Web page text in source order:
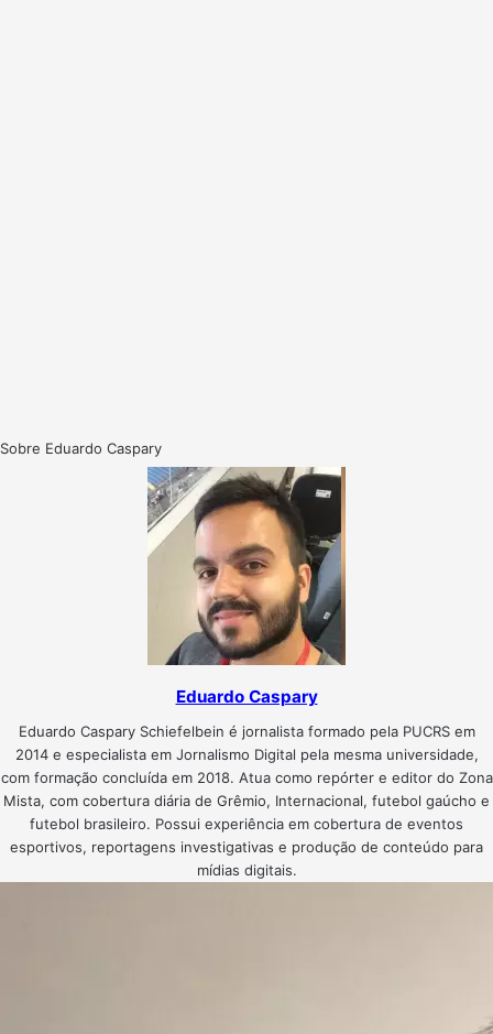
Sobre Eduardo Caspary
Eduardo Caspary
Eduardo Caspary Schiefelbein é jornalista formado pela PUCRS em
2014 e especialista em Jornalismo Digital pela mesma universidade,
com formação concluída em 2018. Atua como repórter e editor do Zona
Mista, com cobertura diária de Grêmio, Internacional, futebol gaúcho e
futebol brasileiro. Possui experiência em cobertura de eventos
esportivos, reportagens investigativas e produção de conteúdo para
mídias digitais.